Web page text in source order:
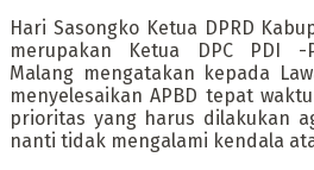
Hari Sasongko Ketua DPRD
merupakan Ketua DPC PDI -
Malang mengatakan kepada
menyelesaikan APBD tepat
prioritas yang harus dilakukan
nanti tidak mengalami kendala